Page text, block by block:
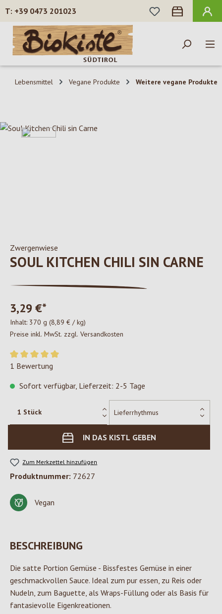
Zum Hauptinhalt springen
+39 0473 201023
DU HAST 0
Lebensmittel Vegane Produkte Weitere vegane Produkte
Bildergalerie überspringen
Zwergenwiese
SOUL KITCHEN CHILI SIN CARNE
3,29 €*
Inhalt: 370 g (8,89 € / kg)
Preise inkl. MwSt. zzgl. Versandkosten
Durchschnittliche Bewertung von 5 von 5 Sternen
1 Bewertung
Sofort verfügbar, Lieferzeit: 2-5 Tage
IN DAS KISTL GEBEN
Zum Merkzettel hinzufügen
Produktnummer: 72627
Vegan
BESCHREIBUNG
Die satte Portion Gemüse - Bissfestes Gemüse in einer
geschmackvollen Sauce. Ideal zum pur essen, zu Reis oder
Nudeln, zum Baguette, als Wraps-Füllung oder als Basis für
fantasievolle Eigenkreationen.